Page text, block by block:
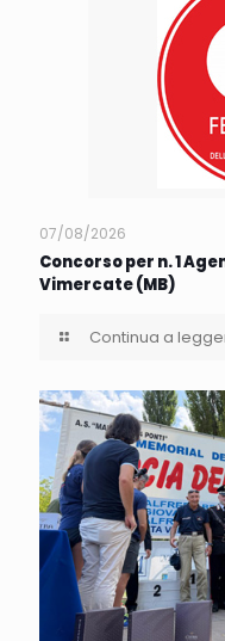
07/08/2026
Concorso per n. 1
Vimercate (MB)
Continua a